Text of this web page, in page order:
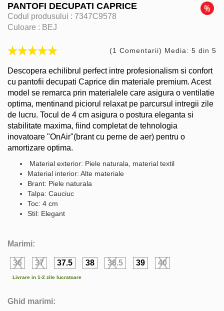
PANTOFI DECUPATI CAPRICE
Codul produsului : 7347C9578
Culoare : BEJ
(1 Comentarii) Media: 5 din 5
Descopera echilibrul perfect intre profesionalism si confort
cu pantofii decupati Caprice din materiale premium. Acest
model se remarca prin materialele care asigura o ventilatie
optima, mentinand piciorul relaxat pe parcursul intregii zile
de lucru. Tocul de 4 cm asigura o postura eleganta si
stabilitate maxima, fiind completat de tehnologia
inovatoare "OnAir"(brant cu perne de aer) pentru o
amortizare optima.
Material exterior: Piele naturala, material textil
Material interior: Alte materiale
Brant: Piele naturala
Talpa: Cauciuc
Toc: 4 cm
Stil: Elegant
Marimi:
36 37 37.5 38 38.5 39 40
Livrare in 1-2 zile lucratoare
Ghid marimi: